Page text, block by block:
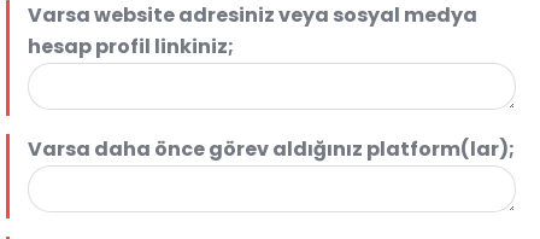
Varsa website adresiniz veya sosyal medya
hesap profil linkiniz;
Varsa daha önce görev aldığınız platform(lar);